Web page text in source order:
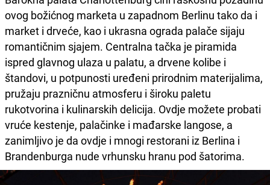
ovog božićnog marketa u zapadnom Berlinu tako da i
market i drveće, kao i ukrasna ograda palače sijaju
romantičnim sjajem. Centralna tačka je piramida
ispred glavnog ulaza u palatu, a drvene kolibe i
štandovi, u potpunosti uređeni prirodnim materijalima,
pružaju prazničnu atmosferu i široku paletu
rukotvorina i kulinarskih delicija. Ovdje možete probati
vruće kestenje, palačinke i mađarske langose, a
zanimljivo je da ovdje i mnogi restorani iz Berlina i
Brandenburga nude vrhunsku hranu pod šatorima.